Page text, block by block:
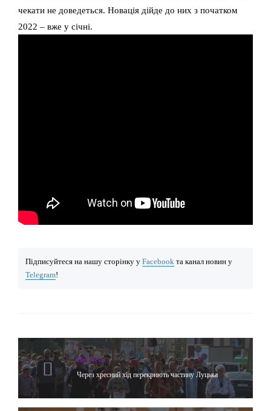
чекати не доведеться. Новація дійде до них з початком
2022 – вже у січні.
Підписуйтеся на нашу сторінку у Facebook та канал новин у
Telegram!
Hot News
Через хресний хід перекриють частину Луцька